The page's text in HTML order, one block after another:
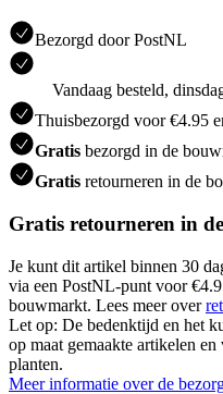
Bezorgd door PostNL
Vandaag besteld,
Thuisbezorgd voor €4.95
Gratis bezorgd in de
Gratis retourneren in de
Gratis retourneren in
Je kunt dit artikel binnen 30
via een PostNL-punt voor
bouwmarkt. Lees meer over
Let op: De bedenktijd en het
op maat gemaakte artikelen
planten.
Meer informatie over de